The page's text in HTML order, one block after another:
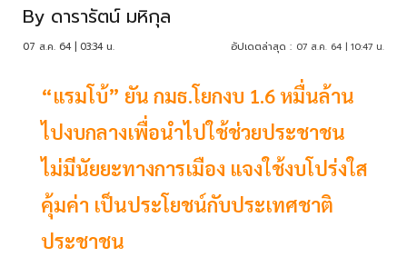
By ดารารัตน์ มหิกุล
07 ส.ค. 64 | 03:34 น. อัปเดตล่าสุด : 07 ส.ค. 64 | 10:47 น.
“แรมโบ้” ยัน กมธ.โยกงบ 1.6 หมื่นล้าน
ไปงบกลางเพื่อนำไปใช้ช่วยประชาชน
ไม่มีนัยยะทางการเมือง แจงใช้งบโปร่งใส
คุ้มค่า เป็นประโยชน์กับประเทศชาติ
ประชาชน